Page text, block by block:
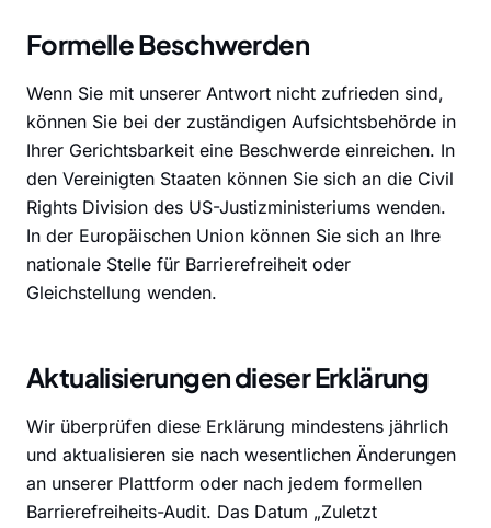
Formelle Beschwerden
Wenn Sie mit unserer Antwort nicht zufrieden sind,
können Sie bei der zuständigen Aufsichtsbehörde in
Ihrer Gerichtsbarkeit eine Beschwerde einreichen. In
den Vereinigten Staaten können Sie sich an die Civil
Rights Division des US-Justizministeriums wenden.
In der Europäischen Union können Sie sich an Ihre
nationale Stelle für Barrierefreiheit oder
Gleichstellung wenden.
Aktualisierungen dieser Erklärung
Wir überprüfen diese Erklärung mindestens jährlich
und aktualisieren sie nach wesentlichen Änderungen
an unserer Plattform oder nach jedem formellen
Barrierefreiheits-Audit. Das Datum „Zuletzt